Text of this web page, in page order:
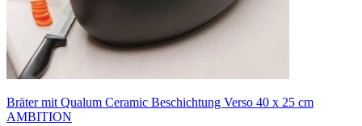
Bräter mit Qualum Ceramic Beschichtung Verso 40 x 25 cm
AMBITION